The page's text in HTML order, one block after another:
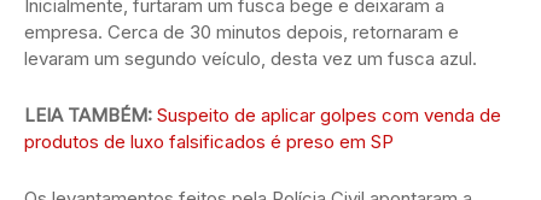
Inicialmente, furtaram um fusca bege e deixaram a
empresa. Cerca de 30 minutos depois, retornaram e
levaram um segundo veículo, desta vez um fusca azul.
LEIA TAMBÉM: Suspeito de aplicar golpes com venda de
produtos de luxo falsificados é preso em SP